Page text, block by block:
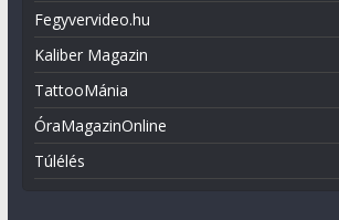
Fegyvervideo.hu
Kaliber Magazin
TattooMánia
ÓraMagazinOnline
Túlélés